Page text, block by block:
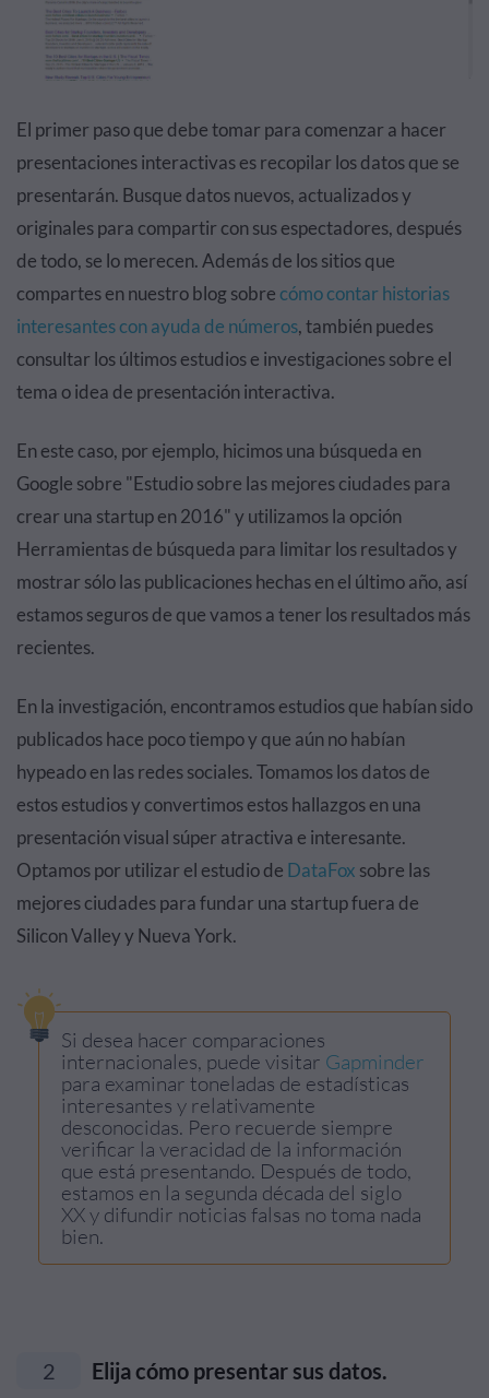
El primer paso que debe tomar para comenzar a hacer
presentaciones interactivas es recopilar los datos que se
presentarán. Busque datos nuevos, actualizados y
originales para compartir con sus espectadores, después
de todo, se lo merecen. Además de los sitios que
compartes en nuestro blog sobrecómo contar historias
interesantes con ayuda de números, también puedes
consultar los últimos estudios e investigaciones sobre el
tema o idea de presentación interactiva.
En este caso, por ejemplo, hicimos una búsqueda en
Google sobre "Estudio sobre las mejores ciudades para
crear una startup en 2016" y utilizamos la opción
Herramientas de búsqueda para limitar los resultados y
mostrar sólo las publicaciones hechas en el último año, así
estamos seguros de que vamos a tener los resultados más
recientes.
En la investigación, encontramos estudios que habían sido
publicados hace poco tiempo y que aún no habían
hypeado en las redes sociales. Tomamos los datos de
estos estudios y convertimos estos hallazgos en una
presentación visual súper atractiva e interesante.
Optamos por utilizar el estudio de DataFox sobre las
mejores ciudades para fundar una startup fuera de
Silicon Valley y Nueva York.
Si desea hacer comparaciones
internacionales, puede visitar Gapminder
para examinar toneladas de estadísticas
interesantes y relativamente
desconocidas. Pero recuerde siempre
verificar la veracidad de la información
que está presentando. Después de todo,
estamos en la segunda década del siglo
XX y difundir noticias falsas no toma nada
bien.
2 Elija cómo presentar sus datos.